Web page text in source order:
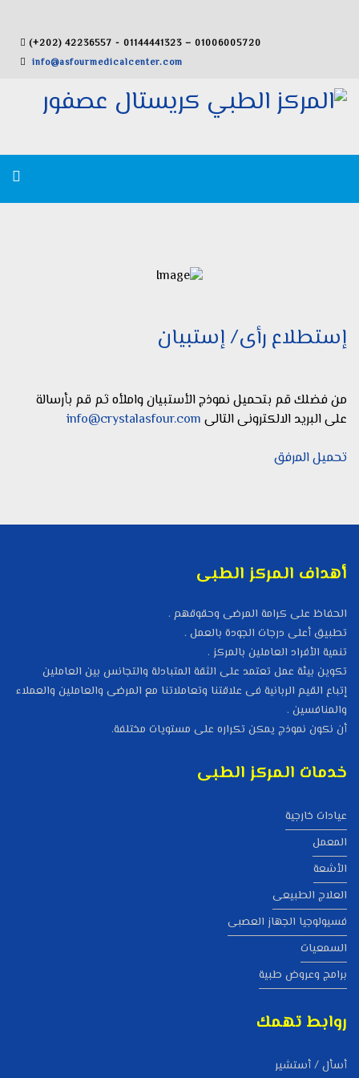
(+202) 42236557 - 01144441323 – 01006005720
info@asfourmedicalcenter.com
إستطلاع رأى/ إستبيان
من فضلك قم بتحميل نموذج الأستبيان واملأه ثم قم بأرسالة
على البريد الالكترونى التالى info@crystalasfour.com
تحميل المرفق
أهداف المركز الطبى
الحفاظ على كرامة المرضى وحقوقهم .
تطبيق أعلى درجات الجودة بالعمل .
تنمية الأفراد العاملين بالمركز .
تكوين بيئة عمل تعتمد على الثقة المتبادلة والتجانس بين العاملين
إتباع القيم الربانية فى علاقتنا وتعاملاتنا مع المرضى والعاملين والعملاء
والمنافسين .
أن نكون نموذج يمكن تكراره على مستويات مختلفة.
خدمات المركز الطبى
عيادات خارجية
المعمل
الأشعة
العلاج الطبيعى
فسيولوجيا الجهاز العصبى
السمعيات
برامج وعروض طبية
روابط تهمك
أسأل / أستشير